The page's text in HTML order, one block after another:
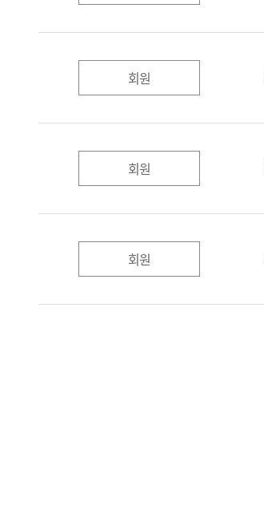
회원
회원
회원